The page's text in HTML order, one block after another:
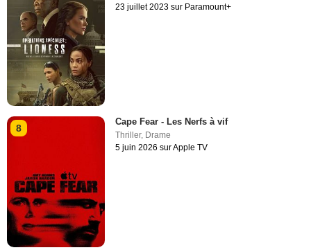
23 juillet 2023 sur Paramount+
8
Cape Fear - Les Nerfs à vif
Thriller, Drame
5 juin 2026 sur Apple TV